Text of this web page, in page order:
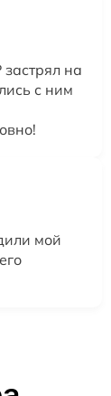
на
с ним
мой